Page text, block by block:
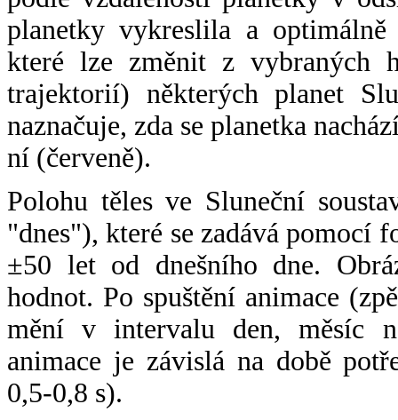
planetky vykreslila a
které lze změnit z vybraných
trajektorií) některých planet
naznačuje, zda se planetka
ní (červeně).
Polohu těles ve Sluneční
"dnes"), které se zadává pomocí
±50 let od dnešního dne.
hodnot. Po spuštění animace
mění v intervalu den, měsíc
animace je závislá na době
0,5-0,8 s).